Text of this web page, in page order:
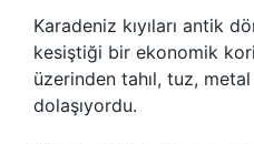
Karadeniz kıyıları antik
kesiştiği bir ekonomik
üzerinden tahıl, tuz,
dolaşıyordu.